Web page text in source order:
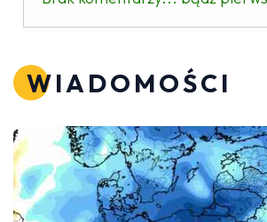
WIADOMOŚCI